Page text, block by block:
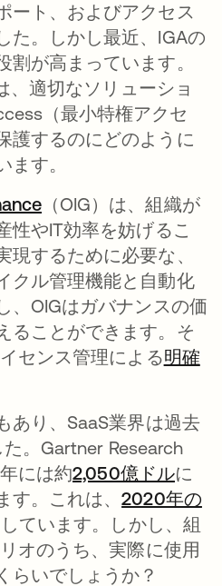
ート、およびアクセス
た。しかし最近、IGAの
割が高まっています。
、適切なソリューショ
（最小特権アクセ
護するのにどのように
す。
新しいタブで開く
（OIG）は、組織が
性やIT効率を妨げるこ
現するために必要な、
クル管理機能と自動化
、OIGはガバナンスの価
ることができます。そ
センス管理による明確
ブで開く
あり、SaaS業界は過去
。Gartner Research
には約2,050億ドル新し
に
す。これは、2020年の
で開く
ています。しかし、組
オのうち、実際に使用
らいでしょうか？